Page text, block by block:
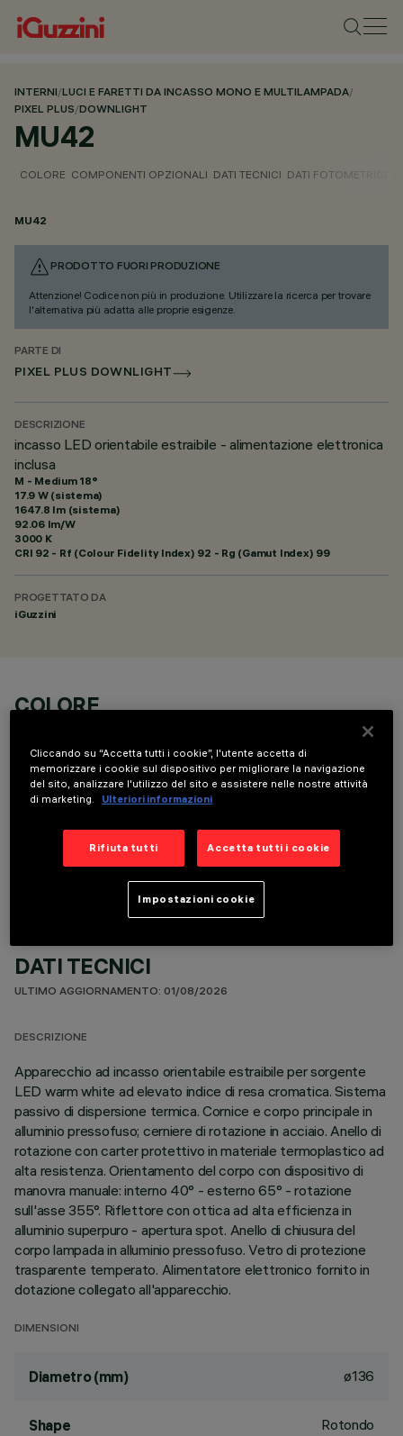
INTERNI/LUCI E FARETTI DA INCASSO MONO E MULTILAMPADA/
PIXEL PLUS/DOWNLIGHT
MU42
COLORE COMPONENTI OPZIONALI DATI TECNICI DATI FOTOMETRICI
MU42
PRODOTTO FUORI PRODUZIONE
Attenzione! Codice non più in produzione. Utilizzare la ricerca per trovare
l'alternativa più adatta alle proprie esigenze.
PARTE DI
PIXEL PLUS DOWNLIGHT
DESCRIZIONE
incasso LED orientabile estraibile - alimentazione elettronica
inclusa
M - Medium 18°
17.9 W (sistema)
1647.8 lm (sistema)
92.06 lm/W
3000 K
CRI 92 - Rf (Colour Fidelity Index) 92 - Rg (Gamut Index) 99
PROGETTATO DA
iGuzzini
COLORE
COMPONENTI OPZIONALI
DATI TECNICI
ULTIMO AGGIORNAMENTO: 01/08/2026
DESCRIZIONE
Apparecchio ad incasso orientabile estraibile per sorgente
LED warm white ad elevato indice di resa cromatica. Sistema
passivo di dispersione termica. Cornice e corpo principale in
alluminio pressofuso; cerniere di rotazione in acciaio. Anello di
rotazione con carter protettivo in materiale termoplastico ad
alta resistenza. Orientamento del corpo con dispositivo di
manovra manuale: interno 40° - esterno 65° - rotazione
sull'asse 355°. Riflettore con ottica ad alta efficienza in
alluminio superpuro - apertura spot. Anello di chiusura del
corpo lampada in alluminio pressofuso. Vetro di protezione
trasparente temperato. Alimentatore elettronico fornito in
dotazione collegato all'apparecchio.
DIMENSIONI
Diametro (mm) ø136
Shape Rotondo
Cliccando su “Accetta tutti i cookie”, l'utente accetta di
memorizzare i cookie sul dispositivo per migliorare la navigazione
del sito, analizzare l'utilizzo del sito e assistere nelle nostre attività
di marketing.
Ulteriori informazioni
Rifiuta tutti Accetta tutti i cookie
Impostazioni cookie